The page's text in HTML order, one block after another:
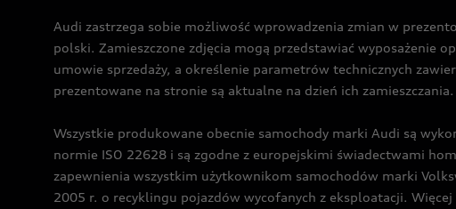
Audi zastrzega sobie możliwość wprowadzenia zmian w
polski. Zamieszczone zdjęcia mogą przedstawiać wyposażenie
umowie sprzedaży, a określenie parametrów technicznych
prezentowane na stronie są aktualne na dzień ich
Wszystkie produkowane obecnie samochody marki Audi są
normie ISO 22628 i są zgodne z europejskimi świadectwami
zapewnienia wszystkim użytkownikom samochodów marki
2005 r. o recyklingu pojazdów wycofanych z eksploatacji.